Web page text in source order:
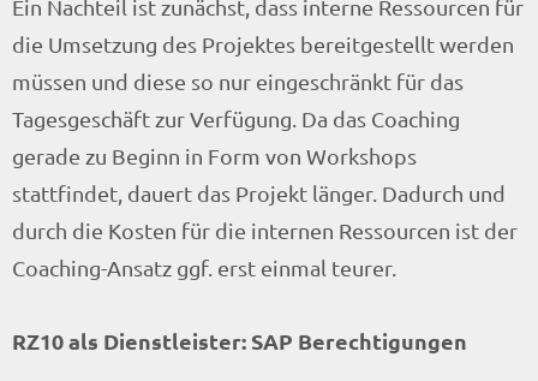
Ein Nachteil ist zunächst, dass interne Ressourcen für
die Umsetzung des Projektes bereitgestellt werden
müssen und diese so nur eingeschränkt für das
Tagesgeschäft zur Verfügung. Da das Coaching
gerade zu Beginn in Form von Workshops
stattfindet, dauert das Projekt länger. Dadurch und
durch die Kosten für die internen Ressourcen ist der
Coaching-Ansatz ggf. erst einmal teurer.
RZ10 als Dienstleister: SAP Berechtigungen